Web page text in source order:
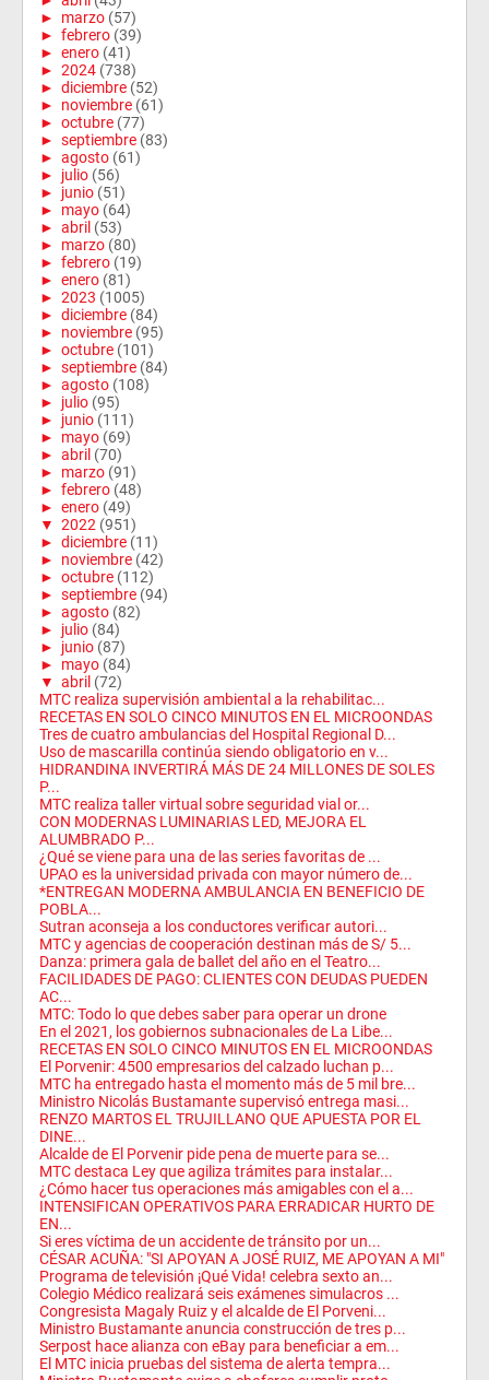
► marzo (57)
► febrero (39)
► enero (41)
► 2024 (738)
► diciembre (52)
► noviembre (61)
► octubre (77)
► septiembre (83)
► agosto (61)
► julio (56)
► junio (51)
► mayo (64)
► abril (53)
► marzo (80)
► febrero (19)
► enero (81)
► 2023 (1005)
► diciembre (84)
► noviembre (95)
► octubre (101)
► septiembre (84)
► agosto (108)
► julio (95)
► junio (111)
► mayo (69)
► abril (70)
► marzo (91)
► febrero (48)
► enero (49)
▼ 2022 (951)
► diciembre (11)
► noviembre (42)
► octubre (112)
► septiembre (94)
► agosto (82)
► julio (84)
► junio (87)
► mayo (84)
▼ abril (72)
MTC realiza supervisión ambiental a la rehabilitac...
RECETAS EN SOLO CINCO MINUTOS EN EL MICROONDAS
Tres de cuatro ambulancias del Hospital Regional D...
Uso de mascarilla continúa siendo obligatorio en v...
HIDRANDINA INVERTIRÁ MÁS DE 24 MILLONES DE SOLES
P...
MTC realiza taller virtual sobre seguridad vial or...
CON MODERNAS LUMINARIAS LED, MEJORA EL
ALUMBRADO P...
¿Qué se viene para una de las series favoritas de ...
UPAO es la universidad privada con mayor número de...
*ENTREGAN MODERNA AMBULANCIA EN BENEFICIO DE
POBLA...
Sutran aconseja a los conductores verificar autori...
MTC y agencias de cooperación destinan más de S/ 5...
Danza: primera gala de ballet del año en el Teatro...
FACILIDADES DE PAGO: CLIENTES CON DEUDAS PUEDEN
AC...
MTC: Todo lo que debes saber para operar un drone
En el 2021, los gobiernos subnacionales de La Libe...
RECETAS EN SOLO CINCO MINUTOS EN EL MICROONDAS
El Porvenir: 4500 empresarios del calzado luchan p...
MTC ha entregado hasta el momento más de 5 mil bre...
Ministro Nicolás Bustamante supervisó entrega masi...
RENZO MARTOS EL TRUJILLANO QUE APUESTA POR EL
DINE...
Alcalde de El Porvenir pide pena de muerte para se...
MTC destaca Ley que agiliza trámites para instalar...
¿Cómo hacer tus operaciones más amigables con el a...
INTENSIFICAN OPERATIVOS PARA ERRADICAR HURTO DE
EN...
Si eres víctima de un accidente de tránsito por un...
CÉSAR ACUÑA: "SI APOYAN A JOSÉ RUIZ, ME APOYAN A MI"
Programa de televisión ¡Qué Vida! celebra sexto an...
Colegio Médico realizará seis exámenes simulacros ...
Congresista Magaly Ruiz y el alcalde de El Porveni...
Ministro Bustamante anuncia construcción de tres p...
Serpost hace alianza con eBay para beneficiar a em...
El MTC inicia pruebas del sistema de alerta tempra...